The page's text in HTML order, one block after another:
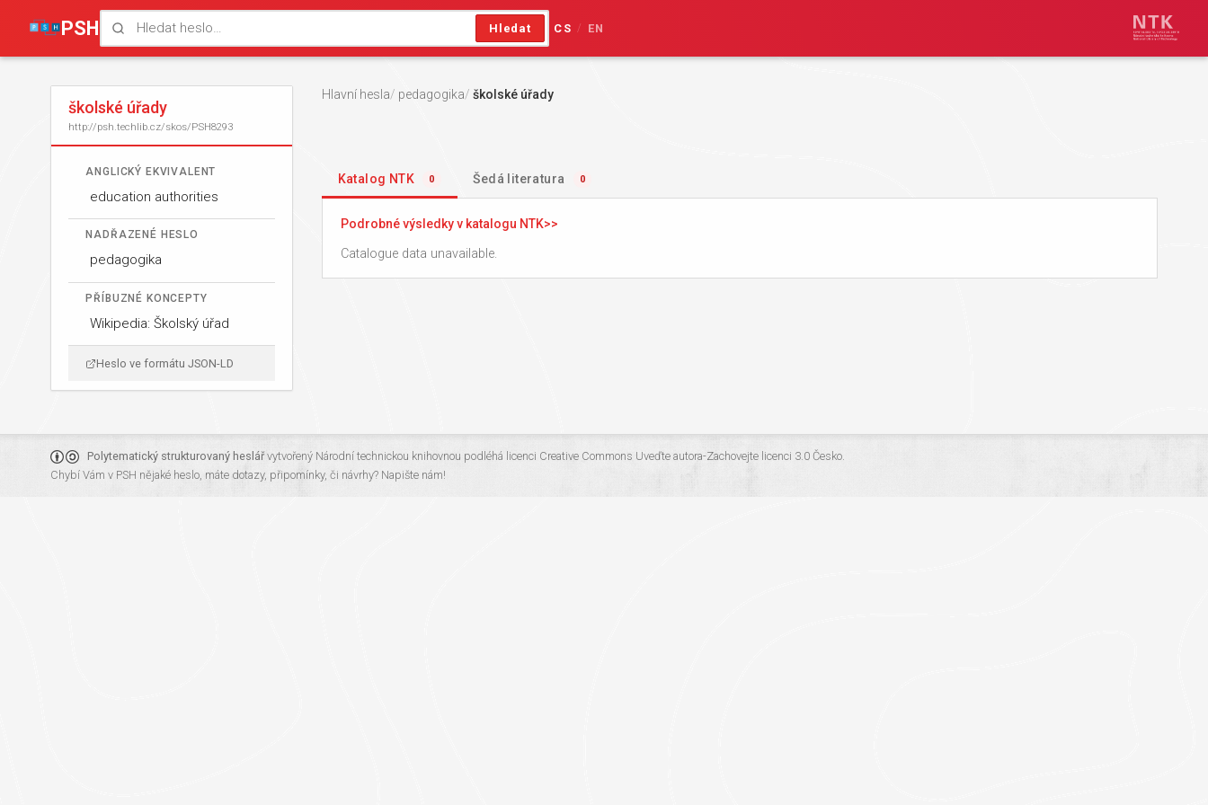
PSH Hledat CS / EN
školské úřady
http://psh.techlib.cz/skos/PSH8293
ANGLICKÝ EKVIVALENT
education authorities
NADŘAZENÉ HESLO
pedagogika
PŘÍBUZNÉ KONCEPTY
Wikipedia: Školský úřad
Heslo ve formátu JSON-LD
Hlavní hesla pedagogika školské úřady
Katalog NTK 0 Šedá literatura 0
Podrobné výsledky v katalogu NTK
Catalogue data unavailable.
Polytematický strukturovaný heslářvytvořený Národní technickou knihovnou podléhá licenci Creative Commons Uveďte autora-Zachovejte licenci 3.0 Česko.
Chybí Vám v PSH nějaké heslo, máte dotazy, připomínky, či návrhy? Napište nám!